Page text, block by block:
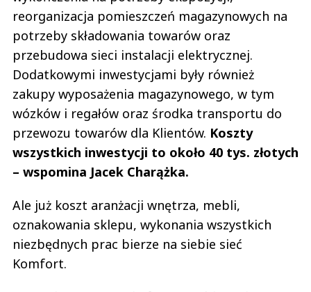
reorganizacja pomieszczeń magazynowych na
potrzeby składowania towarów oraz
przebudowa sieci instalacji elektrycznej.
Dodatkowymi inwestycjami były również
zakupy wyposażenia magazynowego, w tym
wózków i regałów oraz środka transportu do
przewozu towarów dla Klientów. Koszty
wszystkich inwestycji to około 40 tys. złotych
– wspomina Jacek Charążka.
Ale już koszt aranżacji wnętrza, mebli,
oznakowania sklepu, wykonania wszystkich
niezbędnych prac bierze na siebie sieć
Komfort.